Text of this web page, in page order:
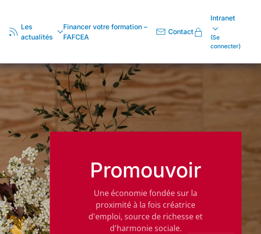
Les
actualités
Financer votre formation –
FAFCEA
Contact
Intranet
(Se
connecter)
Promouvoir
Une économie fondée sur la
proximité à la fois créatrice
d'emploi, source de richesse et
d'harmonie sociale.